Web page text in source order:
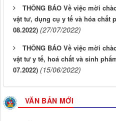
THÔNG BÁO Về việc mời
vật tư, dụng cụ y tế và hóa chất
08.2022) (27/07/2022)
THÔNG BÁO Về việc mời
vật tư y tế, hoá chất và sinh
07.2022) (15/06/2022)
VĂN BẢN MỚI